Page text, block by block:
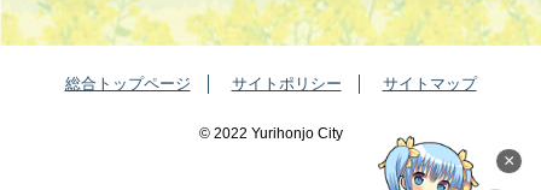
×
総合トップページ サイトポリシー サイトマップ
©️ 2022 Yurihonjo City